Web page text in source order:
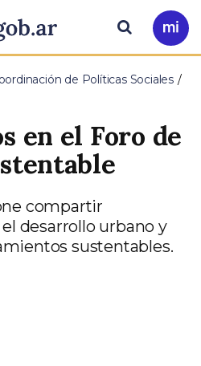
Ir
a
Buscar
de Políticas Sociales
en el Foro de
compartir
desarrollo urbano y
sustentables.